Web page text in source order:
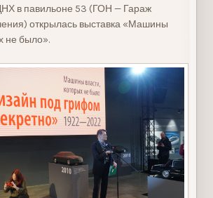
в павильоне 53 (ГОН — Гараж
открылась выставка «Машины
не было».